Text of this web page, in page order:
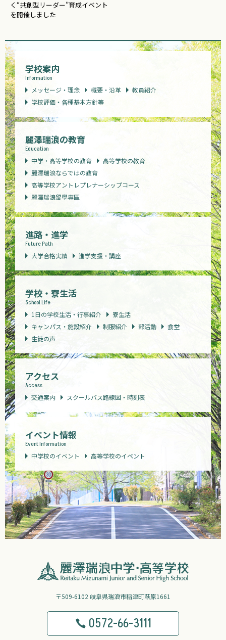
く“共創型リーダー”育成イベント
を開催しました
学校案内
Information
メッセージ・理念
概要・沿革
教員紹介
学校評価・各種基本方針等
麗澤瑞浪の教育
Education
中学・高等学校の教育
高等学校の教育
麗澤瑞浪ならではの教育
高等学校アントレプレナーシップコース
麗澤瑞浪留學専區
進路・進学
Future Path
大学合格実績
進学支援・講座
学校・寮生活
School Life
1日の学校生活・行事紹介
寮生活
キャンパス・施設紹介
制服紹介 部活動
食堂
生徒の声
アクセス
Access
交通案内
スクールバス路線図・時刻表
イベント情報
Event Information
中学校のイベント
高等学校のイベント
〒509-6102 岐阜県瑞浪市稲津町萩原1661
0572-66-3111